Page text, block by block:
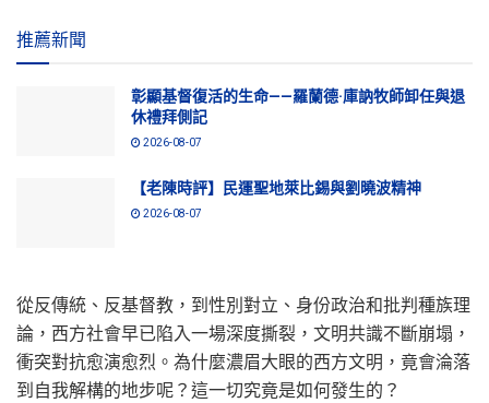
推薦新聞
彰顯基督復活的生命——羅蘭德·庫訥牧師卸任與退
休禮拜側記
2026-08-07
【老陳時評】民運聖地萊比錫與劉曉波精神
2026-08-07
從反傳統、反基督教，到性別對立、身份政治和批判種族理
論，西方社會早已陷入一場深度撕裂，文明共識不斷崩塌，
衝突對抗愈演愈烈。為什麼濃眉大眼的西方文明，竟會淪落
到自我解構的地步呢？這一切究竟是如何發生的？